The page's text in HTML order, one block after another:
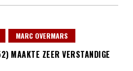
MARC OVERMARS
MAAKTE ZEER VERSTANDIGE